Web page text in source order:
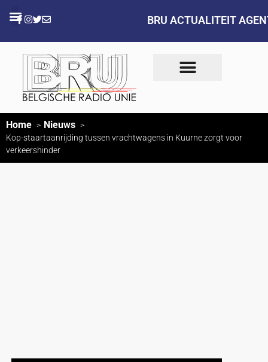
BRU ACTUALITEIT
Home Nieuws
Kop-staartaanrijding tussen vrachtwagens in Kuurne zorgt voor
verkeershinder